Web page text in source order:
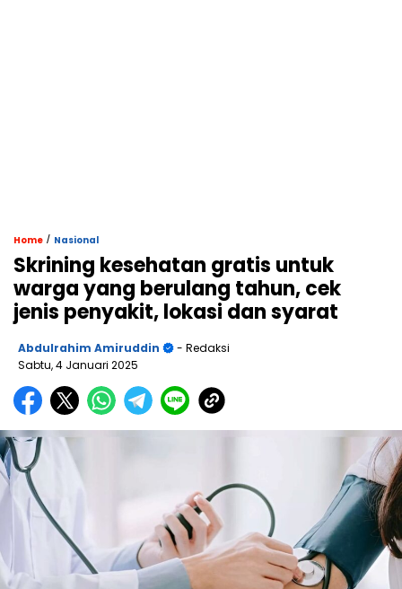
Home / Nasional
Skrining kesehatan gratis untuk
warga yang berulang tahun, cek
jenis penyakit, lokasi dan syarat
Abdulrahim Amiruddin
- Redaksi
Sabtu, 4 Januari 2025